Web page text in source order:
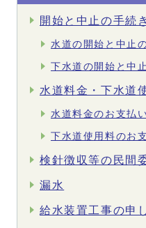
開始と中止の手続き
水道の開始と中止
下水道の開始と中
水道料金・下水道
水道料金のお支払
下水道使用料のお
検針徴収等の民間
漏水
給水装置工事の申